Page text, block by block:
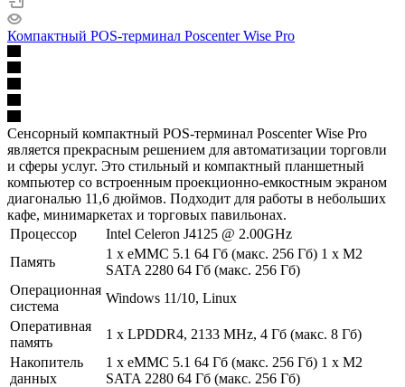
Компактный POS-терминал Poscenter Wise Pro
Сенсорный компактный POS-терминал Poscenter Wise Pro
является прекрасным решением для автоматизации торговли
и сферы услуг. Это стильный и компактный планшетный
компьютер со встроенным проекционно-емкостным экраном
диагональю 11,6 дюймов. Подходит для работы в небольших
кафе, минимаркетах и торговых павильонах.
Процессор
Intel Celeron J4125 @ 2.00GHz
Память
1 х eMMC 5.1 64 Гб (макс. 256 Гб) 1 х M2
SATA 2280 64 Гб (макс. 256 Гб)
Операционная
система
Windows 11/10, Linux
Оперативная
память
1 х LPDDR4, 2133 MHz, 4 Гб (макс. 8 Гб)
Накопитель
данных
1 х eMMC 5.1 64 Гб (макс. 256 Гб) 1 х M2
SATA 2280 64 Гб (макс. 256 Гб)